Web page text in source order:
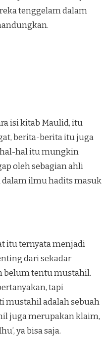
tenggelam dalam
isi kitab Maulid, itu
be­rita-berita itu juga
hal-hal itu mungkin
oleh sebagian ahli
dalam ilmu hadits masuk
itu ternyata menjadi
dari se­kadar
belum ten­tu mustahil.
tapi
mustahil adalah sebuah
juga merupakan klaim,
ya bisa saja.